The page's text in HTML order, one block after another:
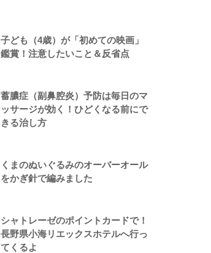
子ども（4歳）が「初めての映画」
鑑賞！注意したいこと＆反省点
蓄膿症（副鼻腔炎）予防は毎日のマ
ッサージが効く！ひどくなる前にで
きる治し方
くまのぬいぐるみのオーバーオール
をかぎ針で編みました
シャトレーゼのポイントカードで！
長野県小海リエックスホテルへ行っ
てくるよ